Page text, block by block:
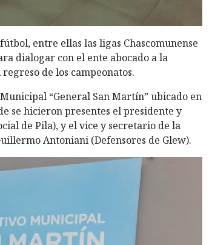
entre ellas las ligas Chascomunense
dialogar con el ente abocado a la
de los campeonatos.
“General San Martín” ubicado en
se hicieron presentes el presidente y
de Pila), y el vice y secretario de la
Antoniani (Defensores de Glew).